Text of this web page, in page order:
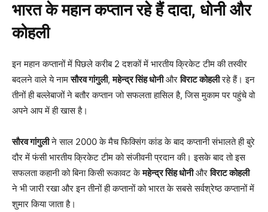
भारत के महान कप्तान रहे हैं दादा, धोनी और
कोहली
इन महान कप्तानों में पिछले करीब 2 दशकों में भारतीय क्रिकेट टीम की तस्वीर
बदलने वाले ये नामसौरव गांगुली,महेन्द्र सिंह धोनीऔरविराट कोहलीरहे हैं। इन
तीनों ही बल्लेबाजों ने बतौर कप्तान जो सफलता हासिल है, जिस मुकाम पर पहुंचे वो
अपने आप में ही खास है।
सौरव गांगुलीने साल 2000 के मैच फिक्सिंग कांड के बाद कप्तानी संभालते ही बुरे
दौर में फंसी भारतीय क्रिकेट टीम को संजीवनी प्रदान की। इसके बाद तो इस
सफलता कहानी को बिना किसी रूकावट केमहेन्द्र सिंह धोनीऔरविराट कोहली
ने भी जारी रखा और इन तीनों ही कप्तानों को भारत के सबसे सर्वश्रेष्ठ कप्तानों में
शुमार किया जाता है।